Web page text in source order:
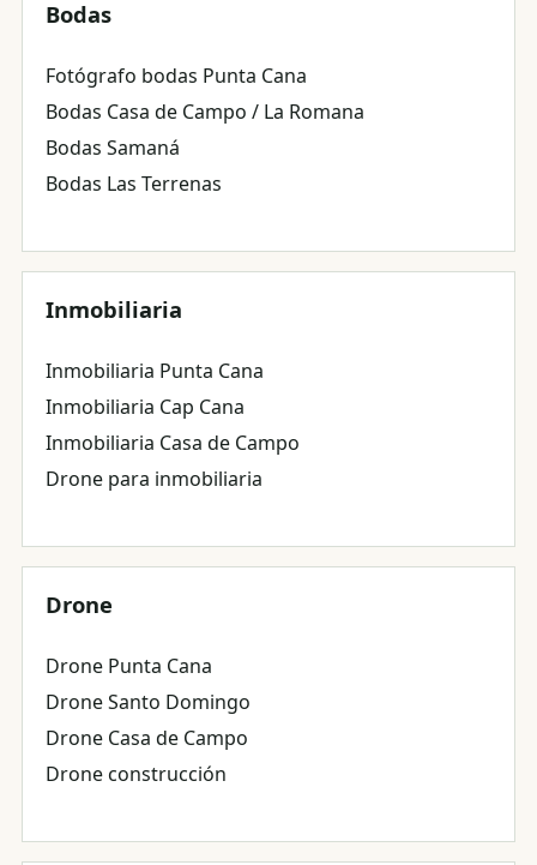
Bodas
Fotógrafo bodas Punta Cana
Bodas Casa de Campo / La Romana
Bodas Samaná
Bodas Las Terrenas
Inmobiliaria
Inmobiliaria Punta Cana
Inmobiliaria Cap Cana
Inmobiliaria Casa de Campo
Drone para inmobiliaria
Drone
Drone Punta Cana
Drone Santo Domingo
Drone Casa de Campo
Drone construcción